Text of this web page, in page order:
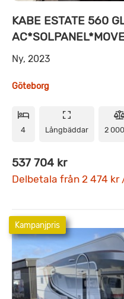
KABE ESTATE 560
Ny, 2023
Göteborg
4 Långbäddar 2
537 704 kr
Delbetala från 2 474 kr
Kampanjpris